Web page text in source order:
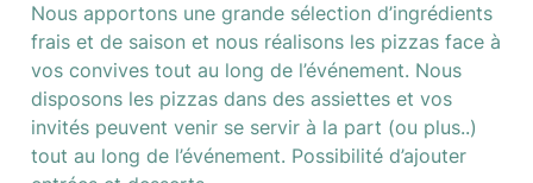
Nous apportons une grande sélection d’ingrédients
frais et de saison et nous réalisons les pizzas face à
vos convives tout au long de l’événement. Nous
disposons les pizzas dans des assiettes et vos
invités peuvent venir se servir à la part (ou plus..)
tout au long de l’événement. Possibilité d’ajouter